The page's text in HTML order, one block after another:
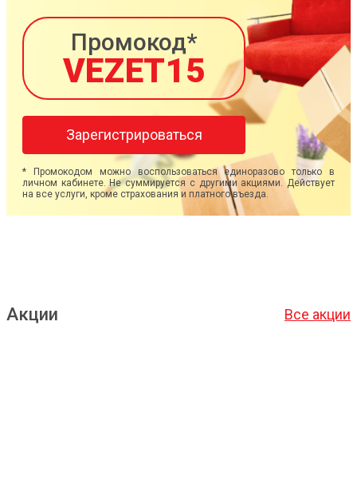
Промокод*
VEZET15
Зарегистрироваться
* Промокодом можно воспользоваться единоразово только в
личном кабинете. Не суммируется с другими акциями. Действует
на все услуги, кроме страхования и платного въезда.
Акции Все акции